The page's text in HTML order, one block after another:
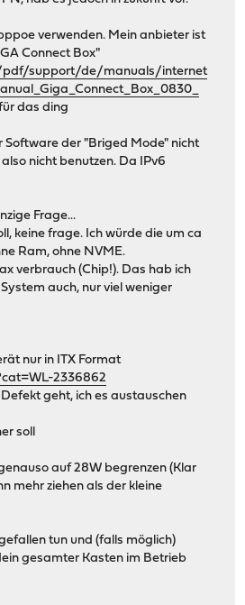
verwenden. Mein anbieter ist
Connect Box"
pdf/support/de/manuals/internet
das ding
Software der "Briged Mode" nicht
nicht benutzen. Da IPv6
Frage...
keine frage. Ich würde die um ca
Ram, ohne NVME.
verbrauch (Chip!). Das hab ich
auch, nur viel weniger
nur in ITX Format
2336862
geht, ich es austauschen
soll
auf 28W begrenzen (Klar
mehr ziehen als der kleine
tun und (falls möglich)
gesamter Kasten im Betrieb